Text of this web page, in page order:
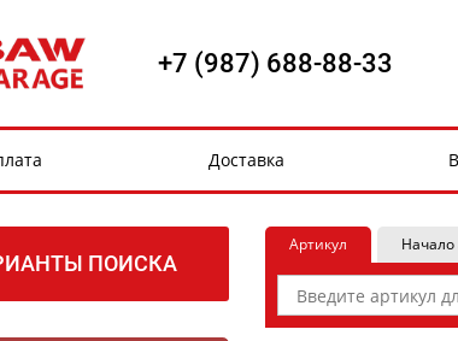
+7 (987) 688-88-33
Доставка
ПОИСКА
Артикул Начало